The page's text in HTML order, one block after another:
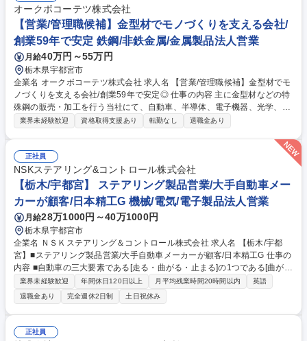
して頂きます。 ※社用車あり/AT車/バンもしくはワンボックス（直行直帰
もあり） 募集職種 【宇都宮/水中ポンプのルート営業】プライム上場/面接
1回/年休124日/賞与4ヵ月
オークボコーテツ株式会社
【営業/管理職候補】金型材でモノづくりを支える会社/
創業59年で安定 鉄鋼/非鉄金属/金属製品法人営業
月給40万円～55万円
栃木県宇都宮市
企業名 オークボコーテツ株式会社 求人名 【営業/管理職候補】金型材でモ
ノづくりを支える会社/創業59年で安定◎ 仕事の内容 主に金型材などの特
殊鋼の販売・加工を行う当社にて、自動車、半導体、電子機器、光学、医
療メーカーなどの既存顧客への特殊鋼や加工サービスの提案と、メンバー
用の鋼材や加工方法の提案、見積作成、納期調整、受注後のフォローをま
でを一貫して行っていただきます。 【役割】営業：マネジメント＝7：3
程度（実務メインで管理もお任せ） 営業に加え、管理職として仕組み作り
も行っていただくことが理想です。組織体制の強化をミッションに、全体
像を踏まえた上での目標計画、管理、メンバーのモチベーション管理を含
めた育成などをお任せします。 募集職種 【営業/管理職候補】金型材でモ
ノづくりを支える会社/創業59年で安定◎
業界未経験歓迎 資格取得支援あり 転勤なし 退職金あり
正社員
NSKステアリング&コントロール株式会社
【栃木/宇都宮】 ステアリング製品営業/大手自動車メー
カーが顧客/日本精工G 機械/電気/電子製品法人営業
月給28万1000円～40万1000円
栃木県宇都宮市
企業名 ＮＳＫステアリング＆コントロール株式会社 求人名 【栃木/宇都
宮】■ステアリング製品営業/大手自動車メーカーが顧客/日本精工G 仕事の
内容 ■自動車の三大要素である[走る・曲がる・止まる]の1つである[曲が
る]を実現する重要部品である各種ステアリング関連製品の大手自動車メー
カーとの【法人営業】をお任せいたします。■主要顧客；本田技研工業様
【具体的には】 ■案件受注活動：製品プレゼン・打合せ設定及びその事前
準備（社内関係部署と共同で必要資料等作成含む）完成車メーカーの車種
設計部門・調達部門を相手に営業■価格交渉：量産部品の年次価格交渉、
業界未経験歓迎 年間休日120日以上 月平均残業時間20時間以内
英語
退職金あり
完全週休2日制 土日祝休み
正社員